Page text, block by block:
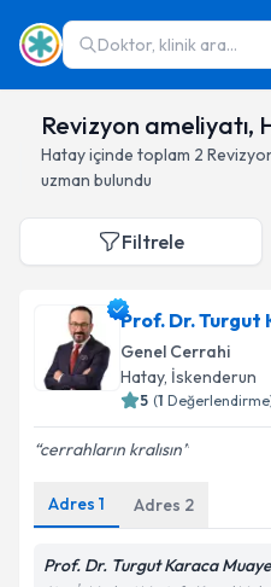
Doktor, klinik ara...
Revizyon ameliyatı,
Hatayiçinde toplam 2
uzman bulundu
Filtrele
Prof. Dr. Turgut
Genel Cerrahi
Hatay, İskenderun
5 (1
cerrahların kralısın
Adres 1 Adres 2
Prof. Dr. Turgut Karaca